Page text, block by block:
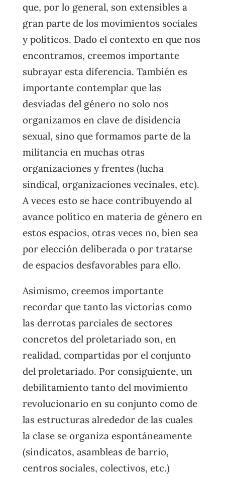
que, por lo general, son extensibles a
gran parte de los movimientos sociales
y políticos. Dado el contexto en que nos
encontramos, creemos importante
subrayar esta diferencia. También es
importante contemplar que las
desviadas del género no solo nos
organizamos en clave de disidencia
sexual, sino que formamos parte de la
militancia en muchas otras
organizaciones y frentes (lucha
sindical, organizaciones vecinales, etc).
A veces esto se hace contribuyendo al
avance político en materia de género en
estos espacios, otras veces no, bien sea
por elección deliberada o por tratarse
de espacios desfavorables para ello.
Asimismo, creemos importante
recordar que tanto las victorias como
las derrotas parciales de sectores
concretos del proletariado son, en
realidad, compartidas por el conjunto
del proletariado. Por consiguiente, un
debilitamiento tanto del movimiento
revolucionario en su conjunto como de
las estructuras alrededor de las cuales
la clase se organiza espontáneamente
(sindicatos, asambleas de barrio,
centros sociales, colectivos, etc.)